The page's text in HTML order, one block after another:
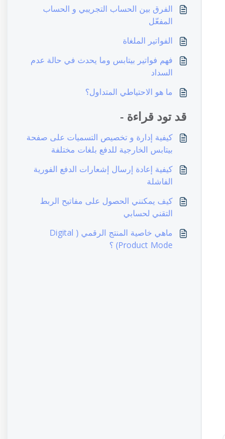
الفرق بين الحساب التجريبي و الحساب
المفعّل
الفواتير الملغاة
فهم فواتير بيتابس وما يحدث في حالة عدم
السداد
ما هو الاحتياطي المتداول؟
قد تود قراءة -
كيفية إدارة و تخصيص التسميات على صفحة
بيتابس الخارجية للدفع بلغات مختلفة
كيفية إعادة إرسال إشعارات الدفع الفورية
الفاشلة
كيف يمكنني الحصول على مفاتيح الربط
التقني لحسابي
ماهي خاصية المنتج الرقمي ( Digital
Product Mode) ؟